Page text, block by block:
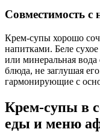
Совместимость с
Крем-супы хорошо
напитками. Беле
или минеральная
блюда, не заглушая
гармонирующие с
Крем-супы в
еды и меню